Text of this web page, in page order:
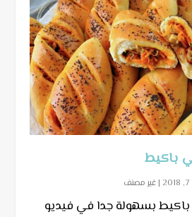
باكيط
|غير مصنف
بسهولة جدا في فيديو